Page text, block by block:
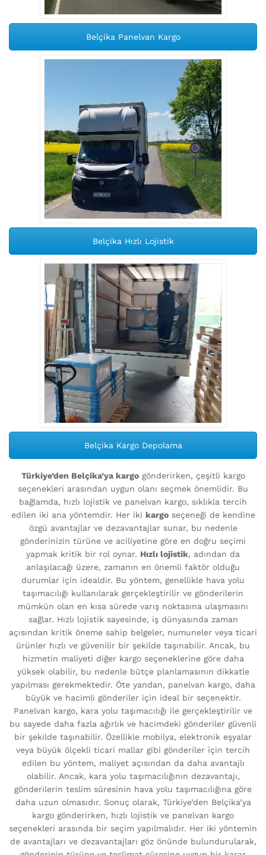
Belçika Panelvan Kargo
Belçika Hızlı Lojistik
Belçika Kargo Depolama
Türkiye’den Belçika’ya kargogönderirken, çeşitli kargo
seçenekleri arasından uygun olanı seçmek önemlidir. Bu
bağlamda, hızlı lojistik ve panelvan kargo, sıklıkla tercih
edilen iki ana yöntemdir. Her iki kargoseçeneği de kendine
özgü avantajlar ve dezavantajlar sunar, bu nedenle
gönderinizin türüne ve aciliyetine göre en doğru seçimi
yapmak kritik bir rol oynar. Hızlı lojistik, adından da
anlaşılacağı üzere, zamanın en önemli faktör olduğu
durumlar için idealdir. Bu yöntem, genellikle hava yolu
taşımacılığı kullanılarak gerçekleştirilir ve gönderilerin
mümkün olan en kısa sürede varış noktasına ulaşmasını
sağlar. Hızlı lojistik sayesinde, iş dünyasında zaman
açısından kritik öneme sahip belgeler, numuneler veya ticari
ürünler hızlı ve güvenilir bir şekilde taşınabilir. Ancak, bu
hizmetin maliyeti diğer kargo seçeneklerine göre daha
yüksek olabilir, bu nedenle bütçe planlamasının dikkatle
yapılması gerekmektedir. Öte yandan, panelvan kargo, daha
büyük ve hacimli gönderiler için ideal bir seçenektir.
Panelvan kargo, kara yolu taşımacılığı ile gerçekleştirilir ve
bu sayede daha fazla ağırlık ve hacimdeki gönderiler güvenli
bir şekilde taşınabilir. Özellikle mobilya, elektronik eşyalar
veya büyük ölçekli ticari mallar gibi gönderiler için tercih
edilen bu yöntem, maliyet açısından da daha avantajlı
olabilir. Ancak, kara yolu taşımacılığının dezavantajı,
gönderilerin teslim süresinin hava yolu taşımacılığına göre
daha uzun olmasıdır. Sonuç olarak, Türkiye’den Belçika’ya
kargo gönderirken, hızlı lojistik ve panelvan kargo
seçenekleri arasında bir seçim yapılmalıdır. Her iki yöntemin
de avantajları ve dezavantajları göz önünde bulundurularak,